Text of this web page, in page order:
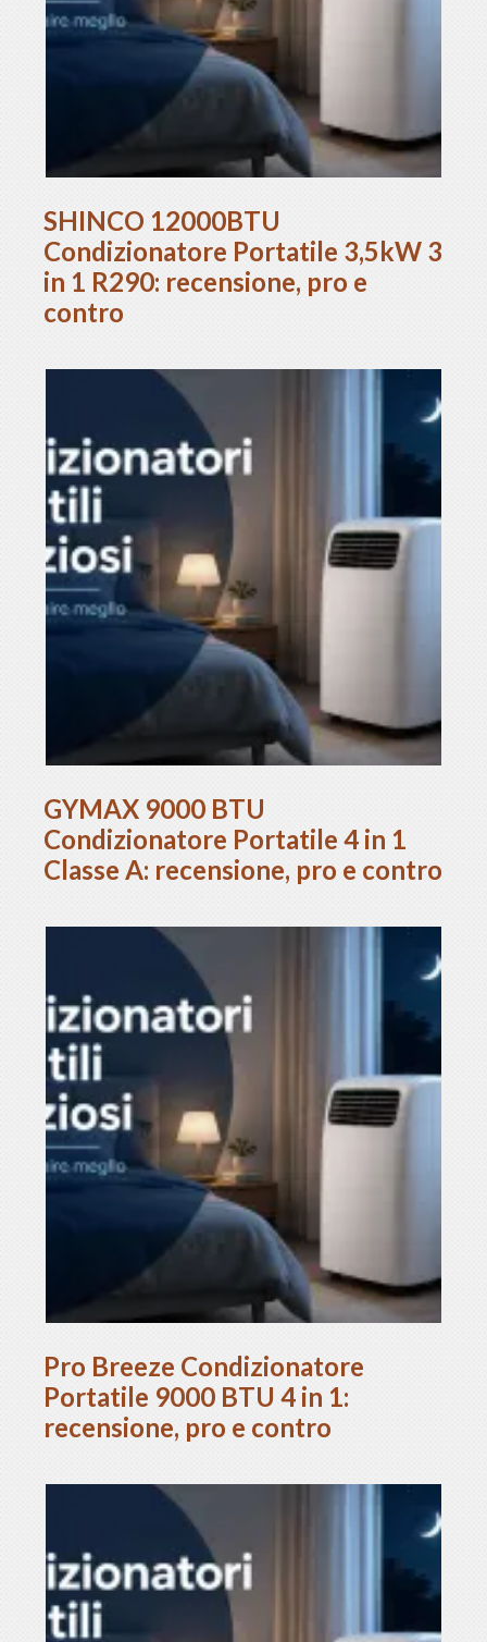
SHINCO 12000BTU
Condizionatore Portatile 3,5kW 3
in 1 R290: recensione, pro e
contro
GYMAX 9000 BTU
Condizionatore Portatile 4 in 1
Classe A: recensione, pro e contro
Pro Breeze Condizionatore
Portatile 9000 BTU 4 in 1:
recensione, pro e contro